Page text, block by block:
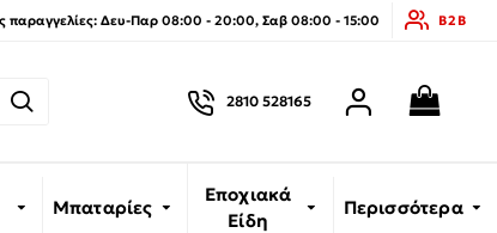
παραγγελίες: Δευ-Παρ 08:00 - 20:00, Σαβ 08:00 - 15:00 B2B
2810 528165
Μπαταρίες
Εποχιακά
Είδη
Περισσότερα